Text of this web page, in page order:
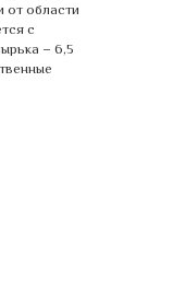
от области
с
– 6,5